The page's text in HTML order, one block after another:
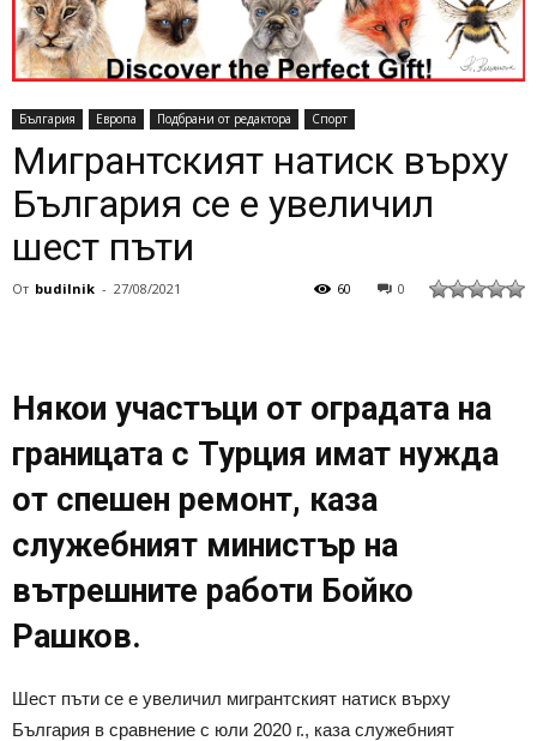
България Европа Подбрани от редактора Спорт
Мигрантският натиск върху
България се е увеличил
шест пъти
От budilnik - 27/08/2021 0
60
Някои участъци от оградата на
границата с Турция имат нужда
от спешен ремонт, каза
служебният министър на
вътрешните работи Бойко
Рашков.
Шест пъти се е увеличил мигрантският натиск върху
България в сравнение с юли 2020 г., каза служебният